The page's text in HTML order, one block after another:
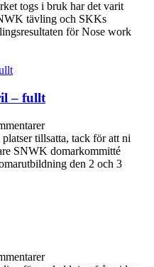
togs i bruk har det varit
tävling och SKKs
för Nose work
– fullt
tillsatta, tack för att ni
SNWK domarkommitté
den 2 och 3